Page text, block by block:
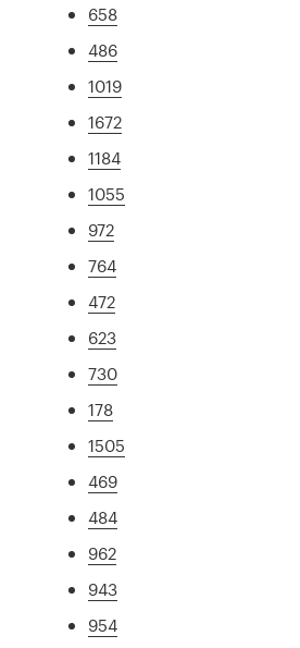
658
486
1019
1672
1184
1055
972
764
472
623
730
178
1505
469
484
962
943
954